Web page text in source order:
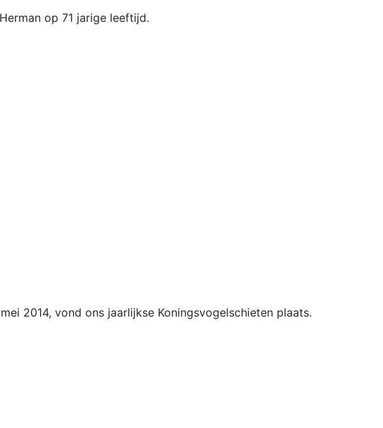
op 71 jarige leeftijd.
2014, vond ons jaarlijkse Koningsvogelschieten plaats.